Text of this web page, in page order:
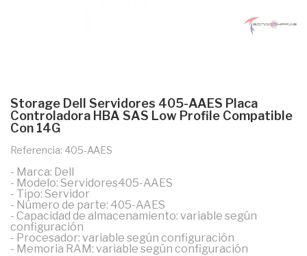
Storage Dell Servidores 405-AAES Placa
Controladora HBA SAS Low Profile Compatible
Con 14G
Referencia: 405-AAES
- Marca: Dell
- Modelo: Servidores405-AAES
- Tipo: Servidor
- Número de parte: 405-AAES
- Capacidad de almacenamiento: variable según
configuración
- Procesador: variable según configuración
- Memoria RAM: variable según configuración